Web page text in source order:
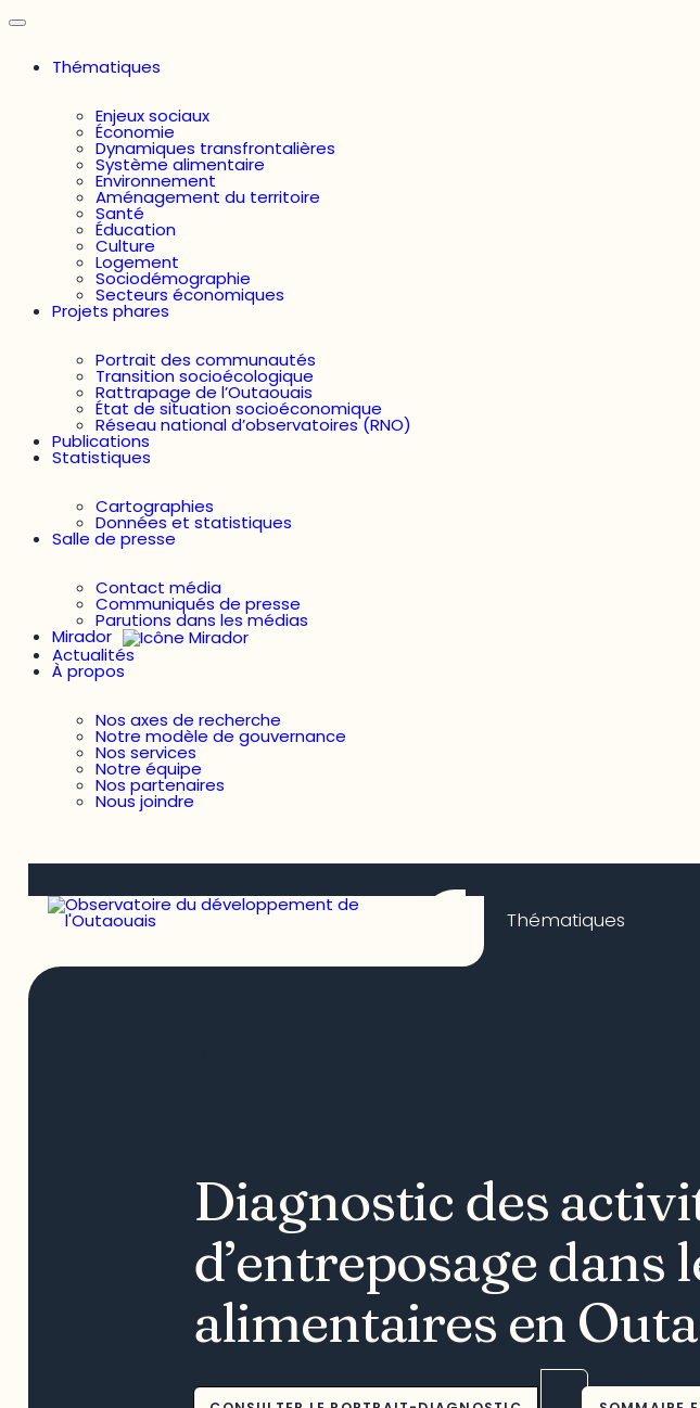
Thématiques
Enjeux sociaux
Économie
Dynamiques transfrontalières
Système alimentaire
Environnement
Aménagement du territoire
Santé
Éducation
Culture
Logement
Sociodémographie
Secteurs économiques
Projets phares
Portrait des communautés
Transition socioécologique
Rattrapage de l’Outaouais
État de situation socioéconomique
Réseau national d’observatoires (RNO)
Publications
Statistiques
Cartographies
Données et statistiques
Salle de presse
Contact média
Communiqués de presse
Parutions dans les médias
Mirador
Actualités
À propos
Nos axes de recherche
Notre modèle de gouvernance
Nos services
Notre équipe
Nos partenaires
Nous joindre
Thématiques
Diagnostic des
d’entreposage dans
alimentaires en